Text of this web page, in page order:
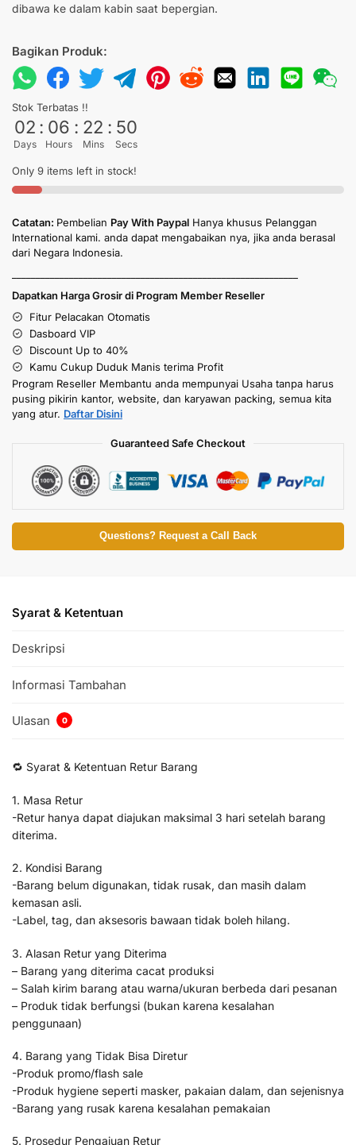
dibawa ke dalam kabin saat bepergian.
Bagikan Produk:
Stok Terbatas !!
02
Days
: 06
Hours
: 22
Mins
: 49
Secs
Only 9 items left in stock!
Catatan: Pembelian Pay With Paypal Hanya khusus Pelanggan
International kami. anda dapat mengabaikan nya, jika anda berasal
dari Negara Indonesia.
Dapatkan Harga Grosir di Program Member Reseller
Fitur Pelacakan Otomatis
Dasboard VIP
Discount Up to 40%
Kamu Cukup Duduk Manis terima Profit
Program Reseller Membantu anda mempunyai Usaha tanpa harus
pusing pikirin kantor, website, dan karyawan packing, semua kita
yang atur. Daftar Disini
Guaranteed Safe Checkout
Questions? Request a Call Back
Syarat & Ketentuan
Deskripsi
Informasi Tambahan
Ulasan 0
🔁 Syarat & Ketentuan Retur Barang
1. Masa Retur
-Retur hanya dapat diajukan maksimal 3 hari setelah barang
diterima.
2. Kondisi Barang
-Barang belum digunakan, tidak rusak, dan masih dalam
kemasan asli.
-Label, tag, dan aksesoris bawaan tidak boleh hilang.
3. Alasan Retur yang Diterima
– Barang yang diterima cacat produksi
– Salah kirim barang atau warna/ukuran berbeda dari pesanan
– Produk tidak berfungsi (bukan karena kesalahan
penggunaan)
4. Barang yang Tidak Bisa Diretur
-Produk promo/flash sale
-Produk hygiene seperti masker, pakaian dalam, dan sejenisnya
-Barang yang rusak karena kesalahan pemakaian
5. Prosedur Pengajuan Retur